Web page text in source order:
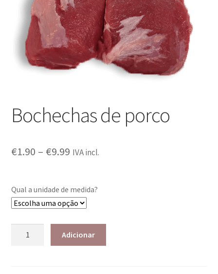
Bochechas de porco
€1.90 – €9.99 IVA incl.
Qual a unidade de medida?
Adicionar